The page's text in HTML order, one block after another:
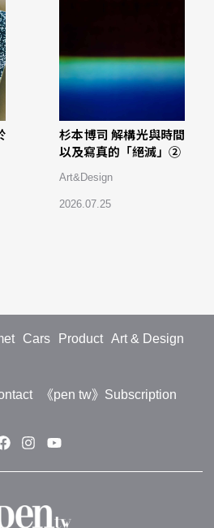
杉本博司 解構光與時間
以及寫真的「絕滅」②
Art&Design
2026.07.25
Cars Product
Art & Design
《pen tw》Subscription